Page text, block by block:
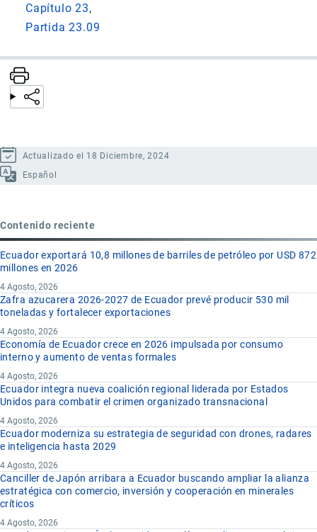
Capítulo 23
Partida 23.09
Actualizado el 18 Diciembre, 2024
Español
Contenido reciente
Ecuador exportará 10,8 millones de barriles de petróleo por USD 872
millones en 2026
4 Agosto, 2026
Zafra azucarera 2026-2027 de Ecuador prevé producir 530 mil
toneladas y fortalecer exportaciones
4 Agosto, 2026
Economía de Ecuador crece en 2026 impulsada por consumo
interno y aumento de ventas formales
4 Agosto, 2026
Ecuador integra nueva coalición regional liderada por Estados
Unidos para combatir el crimen organizado transnacional
4 Agosto, 2026
Ecuador moderniza su estrategia de seguridad con drones, radares
e inteligencia hasta 2029
4 Agosto, 2026
Canciller de Japón arribara a Ecuador buscando ampliar la alianza
estratégica con comercio, inversión y cooperación en minerales
críticos
4 Agosto, 2026